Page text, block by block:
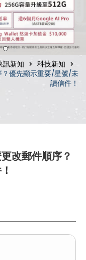
訊新知
科技新知
？優先顯示重要/星號/未
讀信件！
改郵件順序？